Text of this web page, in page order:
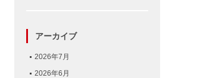
アーカイブ
2026年7月
2026年6月